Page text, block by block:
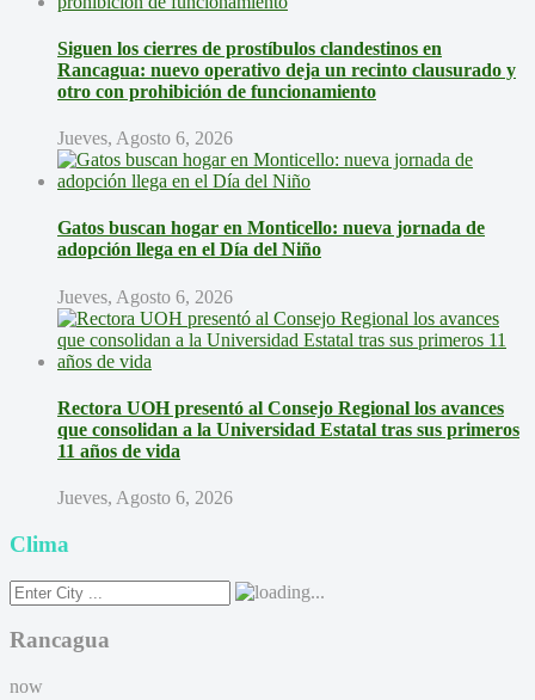
Siguen los cierres de prostíbulos clandestinos en
Rancagua: nuevo operativo deja un recinto clausurado y
otro con prohibición de funcionamiento
Jueves, Agosto 6, 2026
Gatos buscan hogar en Monticello: nueva jornada de
adopción llega en el Día del Niño
Jueves, Agosto 6, 2026
Rectora UOH presentó al Consejo Regional los avances
que consolidan a la Universidad Estatal tras sus primeros
11 años de vida
Jueves, Agosto 6, 2026
Clima
Rancagua
now